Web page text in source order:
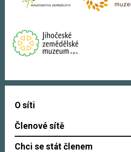
O síti
Členové sítě
Chci se stát členem